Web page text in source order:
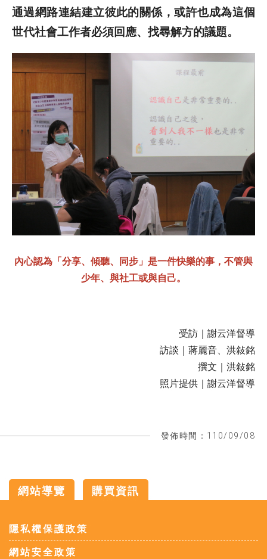
通過網路連結建立彼此的關係，或許也成為這個
世代社會工作者必須回應、找尋解方的議題。
內心認為「分享、傾聽、同步」是一件快樂的事，不管與
少年、與社工或與自己。
受訪｜謝云洋督導
訪談｜蔣麗音、洪敍銘
撰文｜洪敍銘
照片提供｜謝云洋督導
發佈時間：110/09/08
網站導覽
購買資訊
隱私權保護政策
網站安全政策